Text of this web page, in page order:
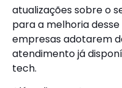
atualizações sobre o
para a melhoria
empresas adotarem
atendimento já
tech.